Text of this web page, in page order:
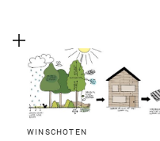
WINSCHOTEN